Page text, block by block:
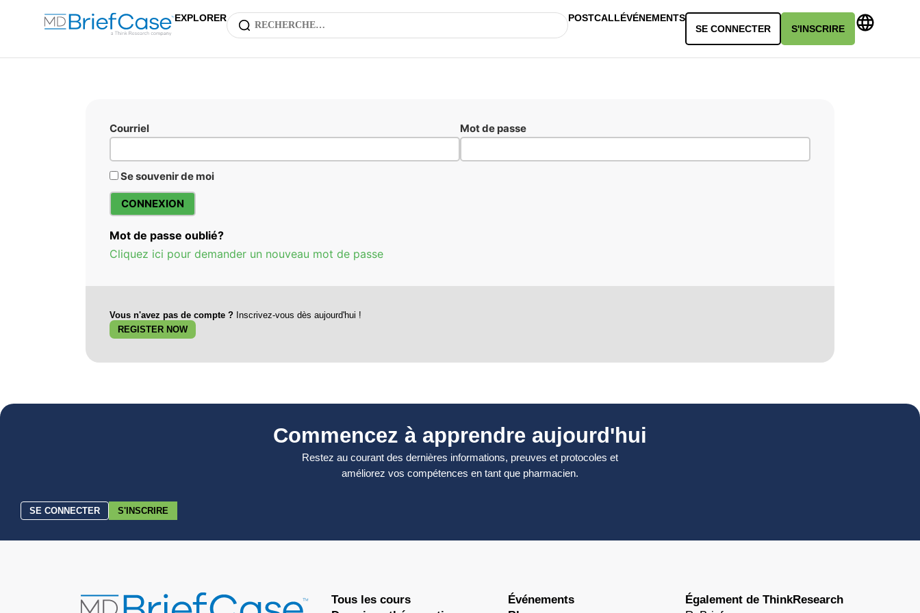
EXPLORER POSTCALLÉVÉNEMENTS
SE CONNECTER
S'INSCRIRE
Courriel Mot de passe
Se souvenir de moi
Mot de passe oublié?
Cliquez ici pour demander un nouveau mot de passe
Vous n'avez pas de compte ? Inscrivez-vous dès aujourd'hui !
REGISTER NOW
Commencez à apprendre aujourd'hui
Restez au courant des dernières informations, preuves et protocoles et
améliorez vos compétences en tant que pharmacien.
SE CONNECTER S'INSCRIRE
Tous les cours
Événements
Également de ThinkResearch